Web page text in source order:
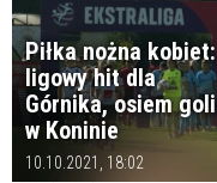
Piłka nożna kobiet:
ligowy hit dla
Górnika, osiem goli
w Koninie
10.10.2021, 18:02